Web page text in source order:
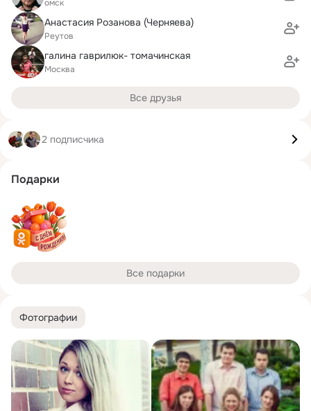
Фотографии
омск
Анастасия Розанова (Черняева)
Реутов
галина гаврилюк- томачинская
Москва
Все друзья
2 подписчика
Подарки
Все подарки